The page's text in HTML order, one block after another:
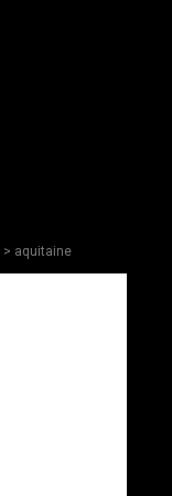
> aquitaine